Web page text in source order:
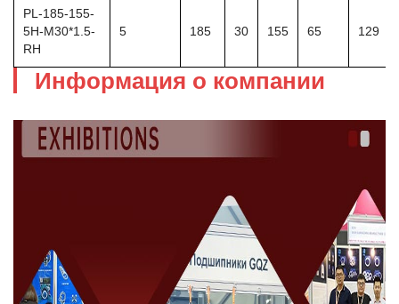
PL-185-155-
5H-M30*1.5-
RH
5 185 30 155 65 129
Информация о компании